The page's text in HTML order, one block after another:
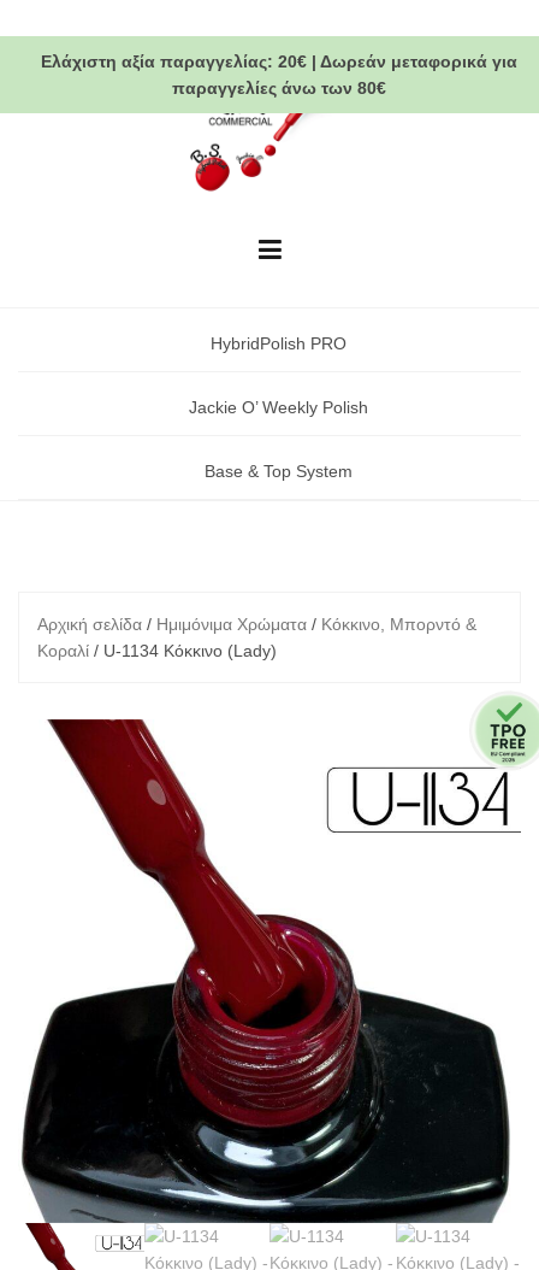
to
contentΕλάχιστη αξία παραγγελίας: 20€| Δωρεάν μεταφορικάγια
παραγγελίες άνω των 80€
HybridPolish PRO
Jackie O’ Weekly Polish
Base & Top System
Αρχική σελίδα / Ημιμόνιμα Χρώματα / Κόκκινο, Μπορντό &
Κοραλί / U-1134 Κόκκινο (Lady)